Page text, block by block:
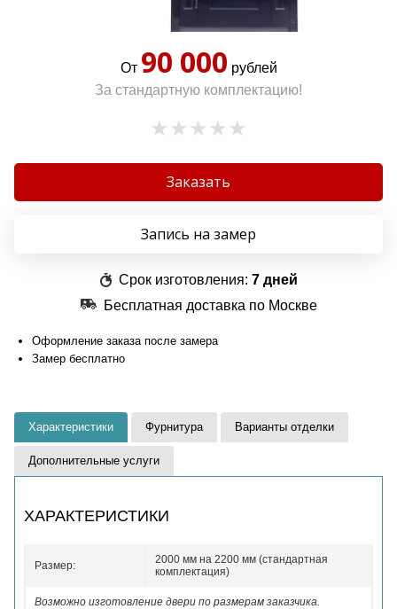
От 90 000 рублей
За стандартную комплектацию!
Заказать
Запись на замер
Срок изготовления: 7 дней
Бесплатная доставка по Москве
Оформление заказа после замера
Замер бесплатно
Характеристики Фурнитура Варианты отделки
Дополнительные услуги
ХАРАКТЕРИСТИКИ
Размер:
2000 мм на 2200 мм (стандартная
комплектация)
Возможно изготовление двери по размерам заказчика.